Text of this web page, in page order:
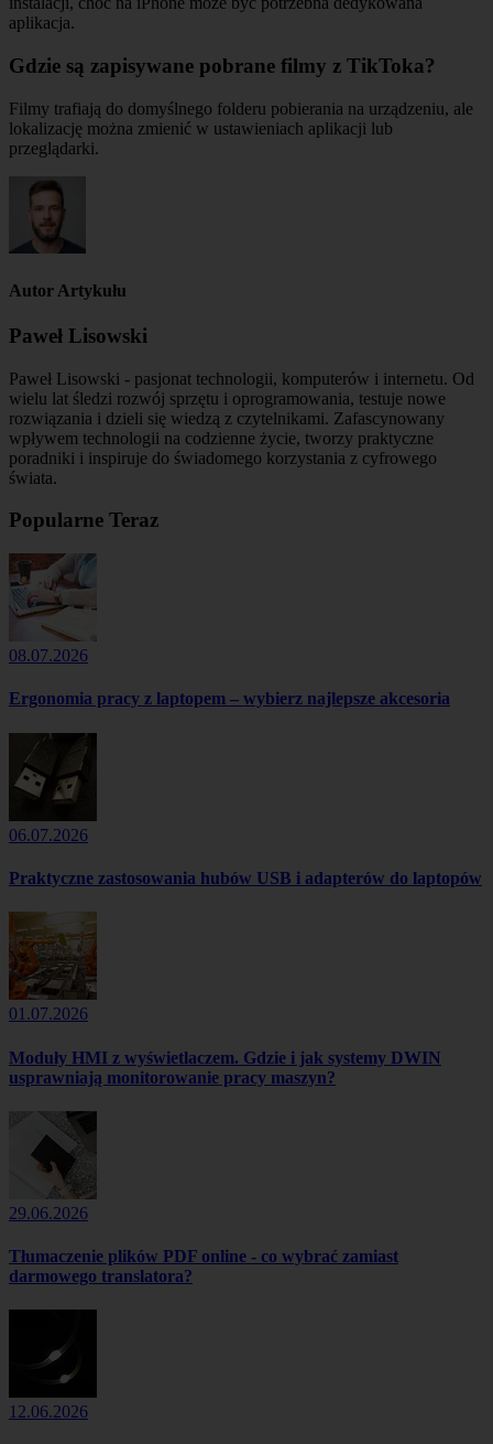
aplikacja.
Gdzie są zapisywane pobrane filmy z TikToka?
Filmy trafiają do domyślnego folderu pobierania na urządzeniu, ale
lokalizację można zmienić w ustawieniach aplikacji lub
przeglądarki.
Autor Artykułu
Paweł Lisowski
Paweł Lisowski - pasjonat technologii, komputerów i internetu. Od
wielu lat śledzi rozwój sprzętu i oprogramowania, testuje nowe
rozwiązania i dzieli się wiedzą z czytelnikami. Zafascynowany
wpływem technologii na codzienne życie, tworzy praktyczne
poradniki i inspiruje do świadomego korzystania z cyfrowego
świata.
Popularne Teraz
08.07.2026
Ergonomia pracy z laptopem – wybierz najlepsze akcesoria
06.07.2026
Praktyczne zastosowania hubów USB i adapterów do laptopów
01.07.2026
Moduły HMI z wyświetlaczem. Gdzie i jak systemy DWIN
usprawniają monitorowanie pracy maszyn?
29.06.2026
Tłumaczenie plików PDF online - co wybrać zamiast
darmowego translatora?
12.06.2026